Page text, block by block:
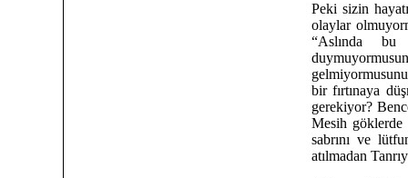
Peki sizin
olaylar
“Aslında
bir fırtınaya
gerekiyor?
Mesih göklerde
sabrını ve
atılmadan